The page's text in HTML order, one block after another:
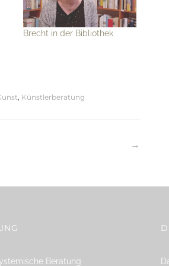
Brecht in der Bibliothek
Künstlerberatung
Beratung